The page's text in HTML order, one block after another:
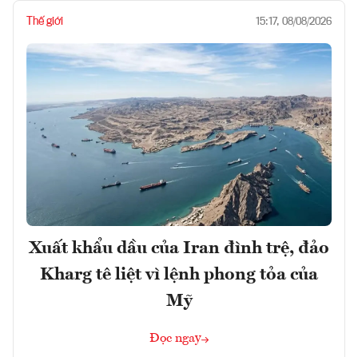
Thế giới 15:17, 08/08/2026
Xuất khẩu dầu của Iran đình trệ, đảo
Kharg tê liệt vì lệnh phong tỏa của
Mỹ
Đọc ngay